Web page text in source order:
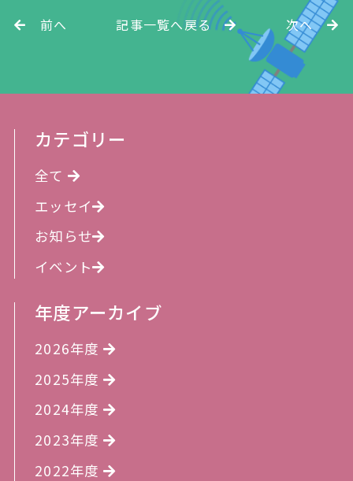
前へ 記事一覧へ戻る 次へ
カテゴリー
全て
エッセイ
お知らせ
イベント
年度アーカイブ
2026年度
2025年度
2024年度
2023年度
2022年度